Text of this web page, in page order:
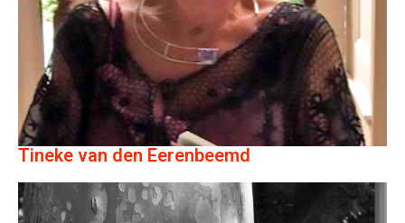
Tineke van den Eerenbeemd